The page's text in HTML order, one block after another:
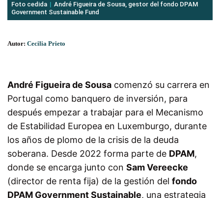
Foto cedida
André Figueira de Sousa, gestor del fondo DPAM
Government Sustainable Fund
Autor: Cecilia Prieto
André Figueira de Sousa comenzó su carrera en
Portugal como banquero de inversión, para
después empezar a trabajar para el Mecanismo
de Estabilidad Europea en Luxemburgo, durante
los años de plomo de la crisis de la deuda
soberana. Desde 2022 forma parte de DPAM,
donde se encarga junto con Sam Vereecke
(director de renta fija) de la gestión del fondo
DPAM Government Sustainable, una estrategia